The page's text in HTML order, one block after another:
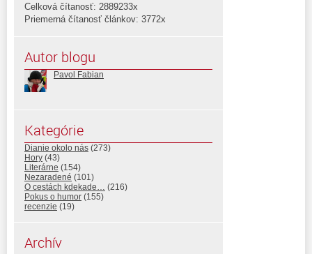
Celková čítanosť: 2889233x
Priemerná čítanosť článkov: 3772x
Autor blogu
Pavol Fabian
Kategórie
Dianie okolo nás (273)
Hory (43)
Literárne (154)
Nezaradené (101)
O cestách kdekade… (216)
Pokus o humor (155)
recenzie (19)
Archív